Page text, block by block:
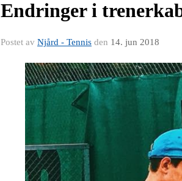
Endringer i
Postet av Njård - Tennis den 14. jun 2018